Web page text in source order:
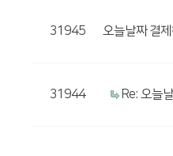
31945 오늘날짜 결
31944 Re: 오늘